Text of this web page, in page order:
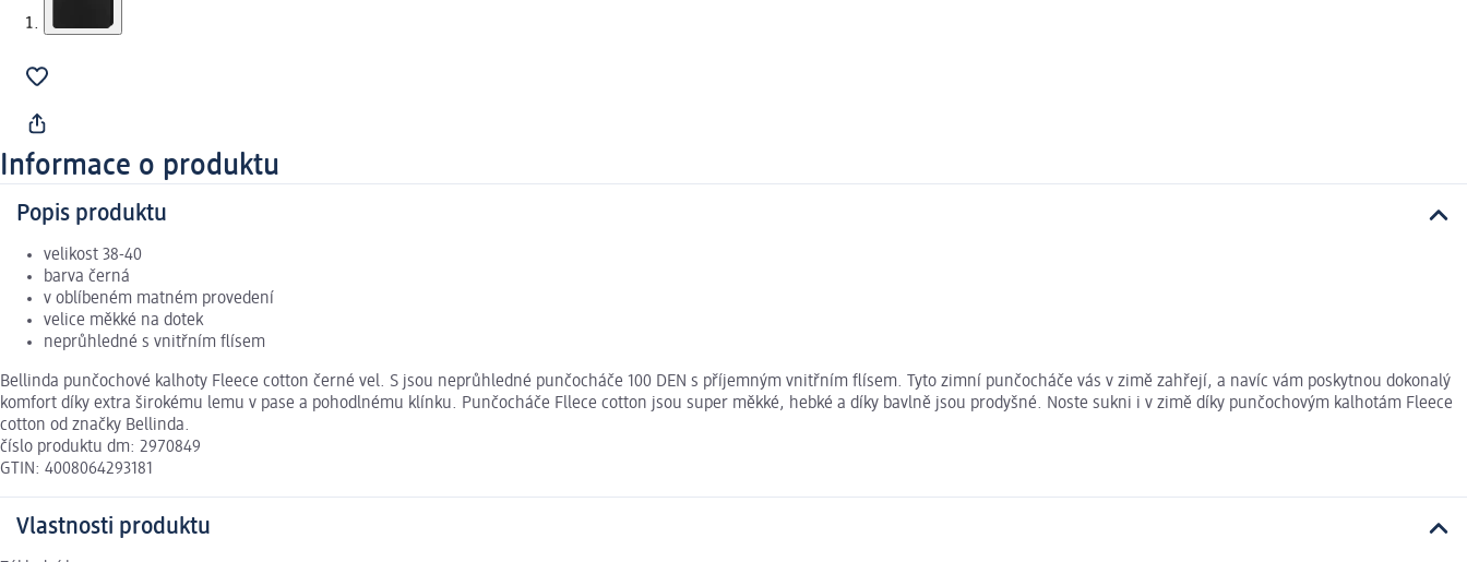
Informace o produktu
Popis produktu
velikost 38-40
barva černá
v oblíbeném matném provedení
velice měkké na dotek
neprůhledné s vnitřním flísem
Bellinda punčochové kalhoty Fleece cotton černé vel. S jsou neprůhledné punčocháče 100 DEN s příjemným vnitřním flísem. Tyto zimní punčocháče vás v zimě zahřejí, a navíc vám poskytnou dokonalý
komfort díky extra širokému lemu v pase a pohodlnému klínku. Punčocháče Fllece cotton jsou super měkké, hebké a díky bavlně jsou prodyšné. Noste sukni i v zimě díky punčochovým kalhotám Fleece
cotton od značky Bellinda.
číslo produktu dm: 2970849
GTIN: 4008064293181
Vlastnosti produktu